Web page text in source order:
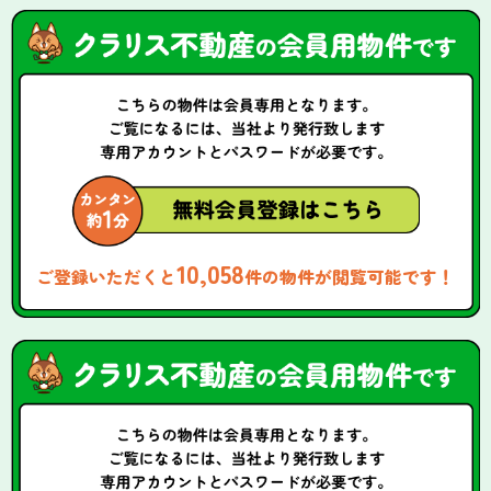
ご登録いただくと10,058件の物件が閲覧可能です！